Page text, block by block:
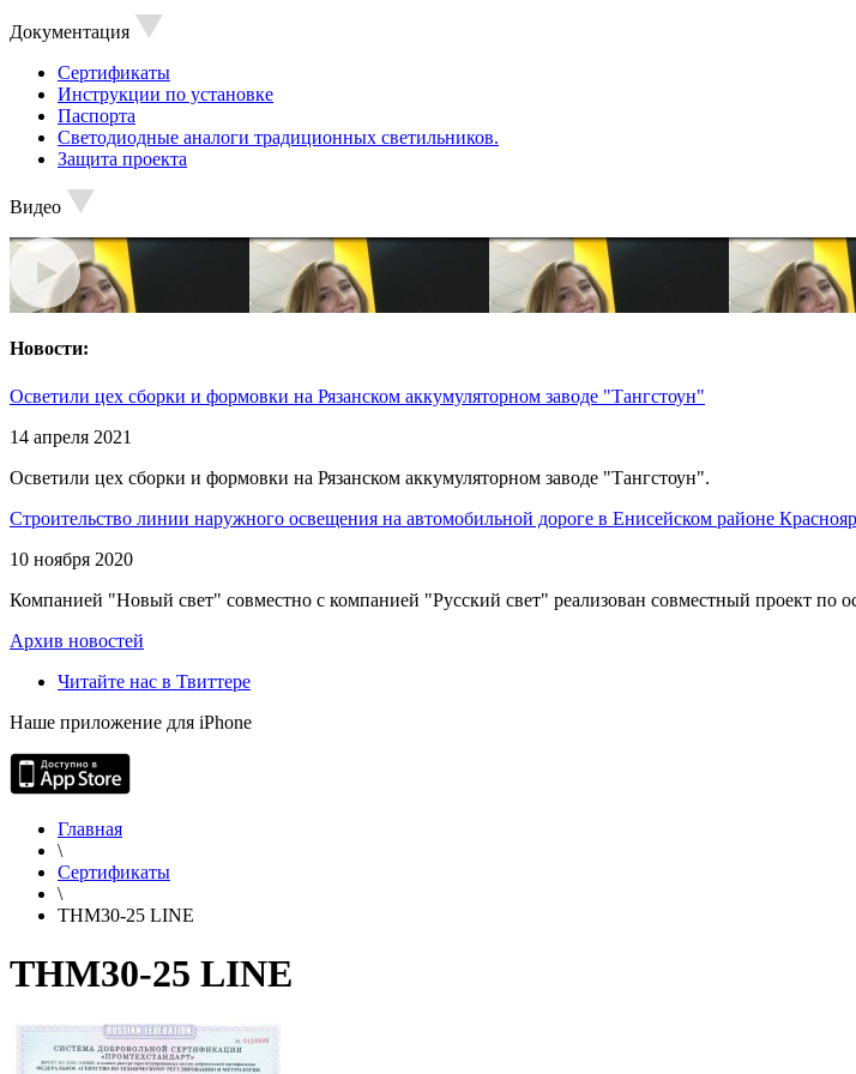
Документация
Сертификаты
Инструкции по установке
Паспорта
Светодиодные аналоги традиционных светильников.
Защита проекта
Видео
Новости:
Осветили цех сборки и формовки на Рязанском аккумуляторном заводе "Тангстоун"
14 апреля 2021
Осветили цех сборки и формовки на Рязанском аккумуляторном заводе "Тангстоун".
Строительство линии наружного освещения на автомобильной дороге в Енисейском районе
10 ноября 2020
Компанией "Новый свет" совместно с компанией "Русский свет" реализован совместный проект по
Архив новостей
Читайте нас в Твиттере
Наше приложение для iPhone
Главная
\
Сертификаты
\
THM30-25 LINE
THM30-25 LINE